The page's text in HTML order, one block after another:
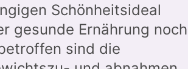
Schönheitsideal
gesunde Ernährung noch
sind die